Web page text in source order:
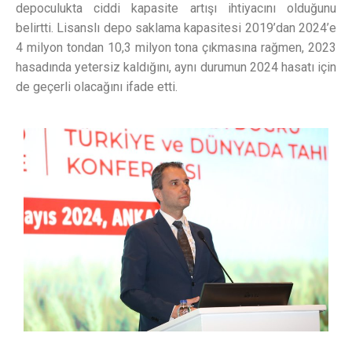
depoculukta ciddi kapasite artışı ihtiyacını olduğunu
belirtti. Lisanslı depo saklama kapasitesi 2019’dan 2024’e
4 milyon tondan 10,3 milyon tona çıkmasına rağmen, 2023
hasadında yetersiz kaldığını, aynı durumun 2024 hasatı için
de geçerli olacağını ifade etti.